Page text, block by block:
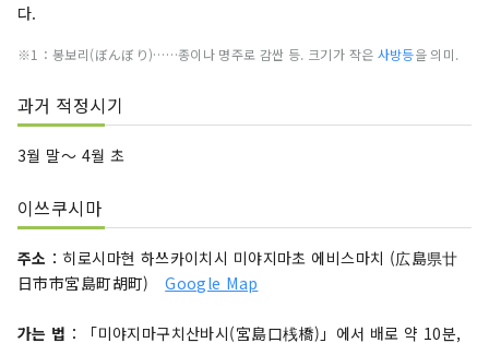
다.
※1：봉보리(ぼんぼり)……종이나 명주로 감싼 등. 크기가 작은 사방등을 의미.
과거 적정시기
3월 말～ 4월 초
이쓰쿠시마
주소 ：히로시마현 하쓰카이치시 미야지마초 에비스마치 (広島県廿
日市市宮島町胡町)Google Map
가는 법 ：「미야지마구치산바시(宮島口桟橋)」에서 배로 약 10분,